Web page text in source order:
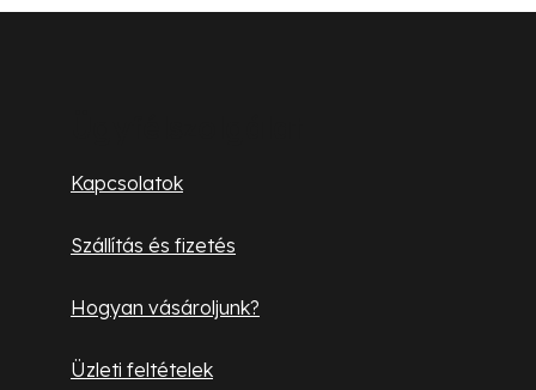
Kapcsolatok
Szállítás és fizetés
Hogyan vásároljunk?
Üzleti feltételek